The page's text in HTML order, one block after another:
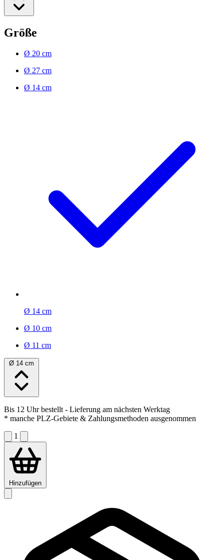
Größe
Ø 20 cm
Ø 27 cm
Ø 14 cm
Ø 14 cm
Ø 10 cm
Ø 11 cm
Ø 14 cm
Bis 12 Uhr bestellt- Lieferung am nächsten Werktag
* manche PLZ-Gebiete & Zahlungsmethoden ausgenommen
1
Hinzufügen